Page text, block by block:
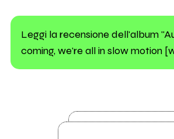
Leggi la recensione dell'album
coming, we're all in slow motion